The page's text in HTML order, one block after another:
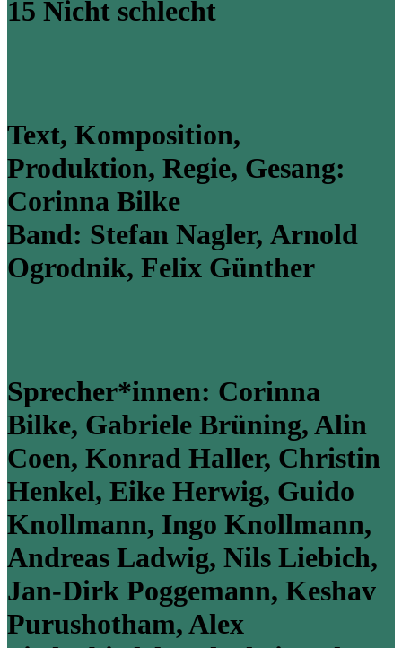
15 Nicht schlecht
Text, Komposition,
Produktion, Regie, Gesang:
Corinna Bilke
Band: Stefan Nagler, Arnold
Ogrodnik, Felix Günther
Sprecher*innen: Corinna
Bilke, Gabriele Brüning, Alin
Coen, Konrad Haller, Christin
Henkel, Eike Herwig, Guido
Knollmann, Ingo Knollmann,
Andreas Ladwig, Nils Liebich,
Jan-Dirk Poggemann, Keshav
Purushotham, Alex